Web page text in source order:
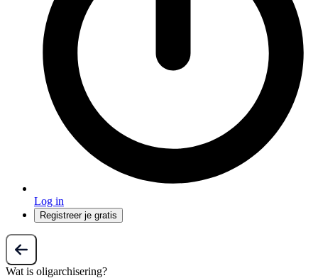
Log in
Registreer je gratis
Wat is oligarchisering?